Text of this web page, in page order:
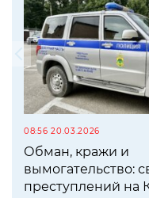
08:56 20.03.2026
Обман, кражи и
вымогательство:
преступлений на